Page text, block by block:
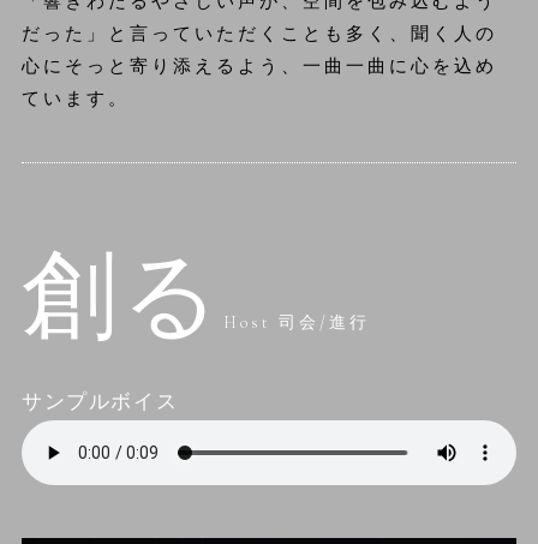
だった」と言っていただくことも多く、聞く人の
心にそっと寄り添えるよう、一曲一曲に心を込め
ています。
創る Host 司会/進行
サンプルボイス